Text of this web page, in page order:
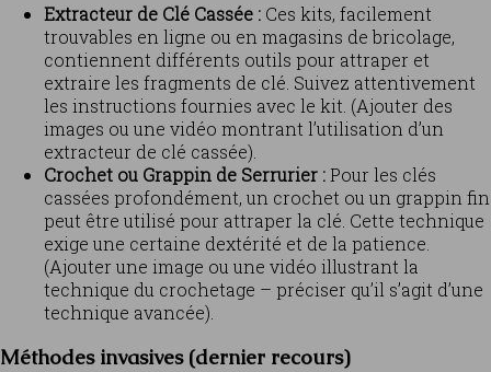
Extracteur de Clé Cassée : Ces kits, facilement
trouvables en ligne ou en magasins de bricolage,
contiennent différents outils pour attraper et
extraire les fragments de clé. Suivez attentivement
les instructions fournies avec le kit. (Ajouter des
images ou une vidéo montrant l’utilisation d’un
extracteur de clé cassée).
Crochet ou Grappin de Serrurier :Pour les clés
cassées profondément, un crochet ou un grappin fin
peut être utilisé pour attraper la clé. Cette technique
exige une certaine dextérité et de la patience.
(Ajouter une image ou une vidéo illustrant la
technique du crochetage – préciser qu’il s’agit d’une
technique avancée).
Méthodes invasives (dernier recours)